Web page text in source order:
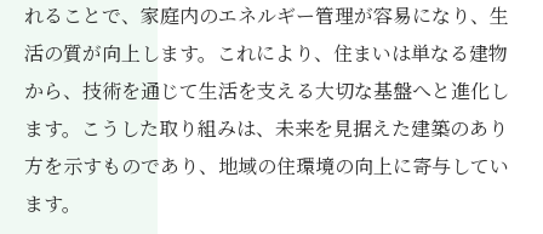
れることで、家庭内のエネルギー管理が容易になり、生
活の質が向上します。これにより、住まいは単なる建物
から、技術を通じて生活を支える大切な基盤へと進化し
ます。こうした取り組みは、未来を見据えた建築のあり
方を示すものであり、地域の住環境の向上に寄与してい
ます。